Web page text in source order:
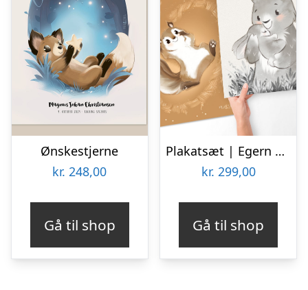
Ønskestjerne
kr. 248,00
Gå til shop
Plakatsæt | Egern og Kanin 30×40 | Medium
kr. 299,00
Gå til shop